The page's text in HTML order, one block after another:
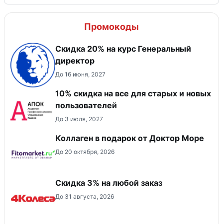
Промокоды
Скидка 20% на курс Генеральный
директор
До 16 июня, 2027
10% скидка на все для старых и новых
пользователей
До 3 июля, 2027
Коллаген в подарок от Доктор Море
До 20 октября, 2026
Скидка 3% на любой заказ
До 31 августа, 2026